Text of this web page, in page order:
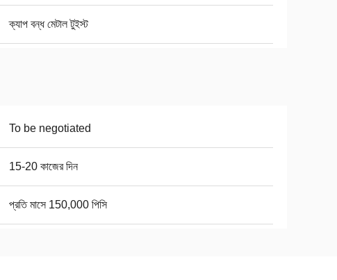
ক্যাপ বন্ধ মেটাল টুইস্ট
To be negotiated
15-20 কাজের দিন
প্রতি মাসে 150,000 পিসি